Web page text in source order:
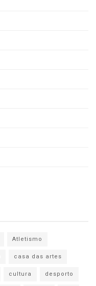
Atletismo
casa das artes
cultura
desporto